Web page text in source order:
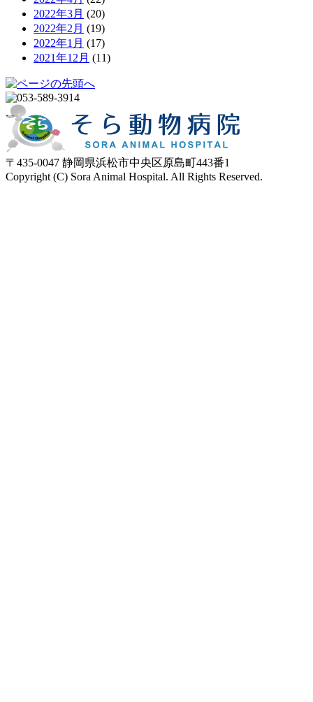
2022年3月 (20)
2022年2月 (19)
2022年1月 (17)
2021年12月 (11)
〒435-0047 静岡県浜松市中央区原島町443番1
Copyright (C) Sora Animal Hospital. All Rights Reserved.